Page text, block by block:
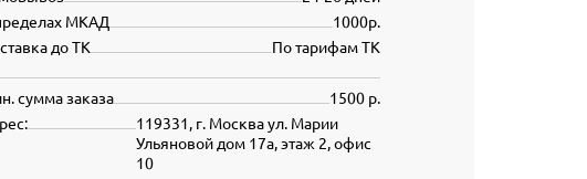
1000р.
МКАД
По тарифам ТК
до ТК
1500 р.
сумма заказа
119331, г. Москва ул. Марии
Ульяновой дом 17а, этаж 2, офис
10